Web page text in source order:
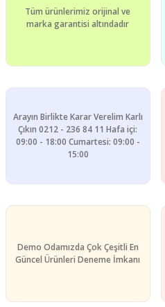
Ürün bilgilerinde hatalar
Tüm ürünlerimiz orijinal ve
marka garantisi altındadır
Arayın Birlikte Karar Verelim Karlı
Çıkın 0212 - 236 84 11 Hafa içi:
09:00 - 18:00 Cumartesi: 09:00 -
15:00
Demo Odamızda Çok Çeşitli En
Güncel Ürünleri Deneme İmkanı